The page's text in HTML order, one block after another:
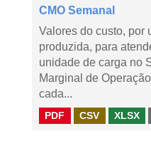
CMO Semanal
Valores do custo, por
produzida, para
unidade de carga no
Marginal de
cada...
PDF CSV XLSX